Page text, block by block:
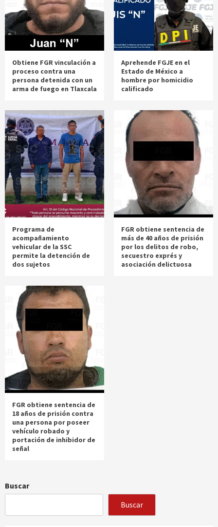
Obtiene FGR vinculación a
proceso contra una
persona detenida con un
arma de fuego en Tlaxcala
Aprehende FGJE en el
Estado de México a
hombre por homicidio
calificado
Programa de
acompañamiento
vehicular de la SSC
permite la detención de
dos sujetos
FGR obtiene sentencia de
más de 40 años de prisión
por los delitos de robo,
secuestro exprés y
asociación delictuosa
FGR obtiene sentencia de
18 años de prisión contra
una persona por poseer
vehículo robado y
portación de inhibidor de
señal
Buscar
Buscar